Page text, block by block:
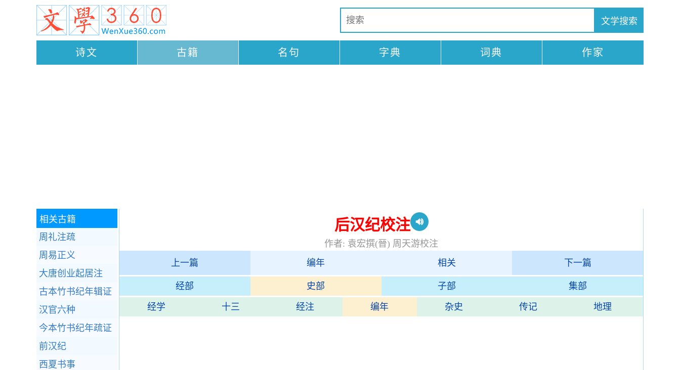
诗文 古籍 名句 字典 词典 作家
后汉纪校注
作者: 袁宏撰(晉) 周天游校注
上一篇
编年 相关 下一篇
经部 史部 子部 集部
经学 十三 经注 编年 杂史 传记 地理
相关古籍
周礼注疏
周易正义
大唐创业起居注
古本竹书纪年辑证
汉官六种
今本竹书纪年疏证
前汉纪
西夏书事